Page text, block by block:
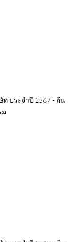
ประจำปี 2567 - ต้น
ม